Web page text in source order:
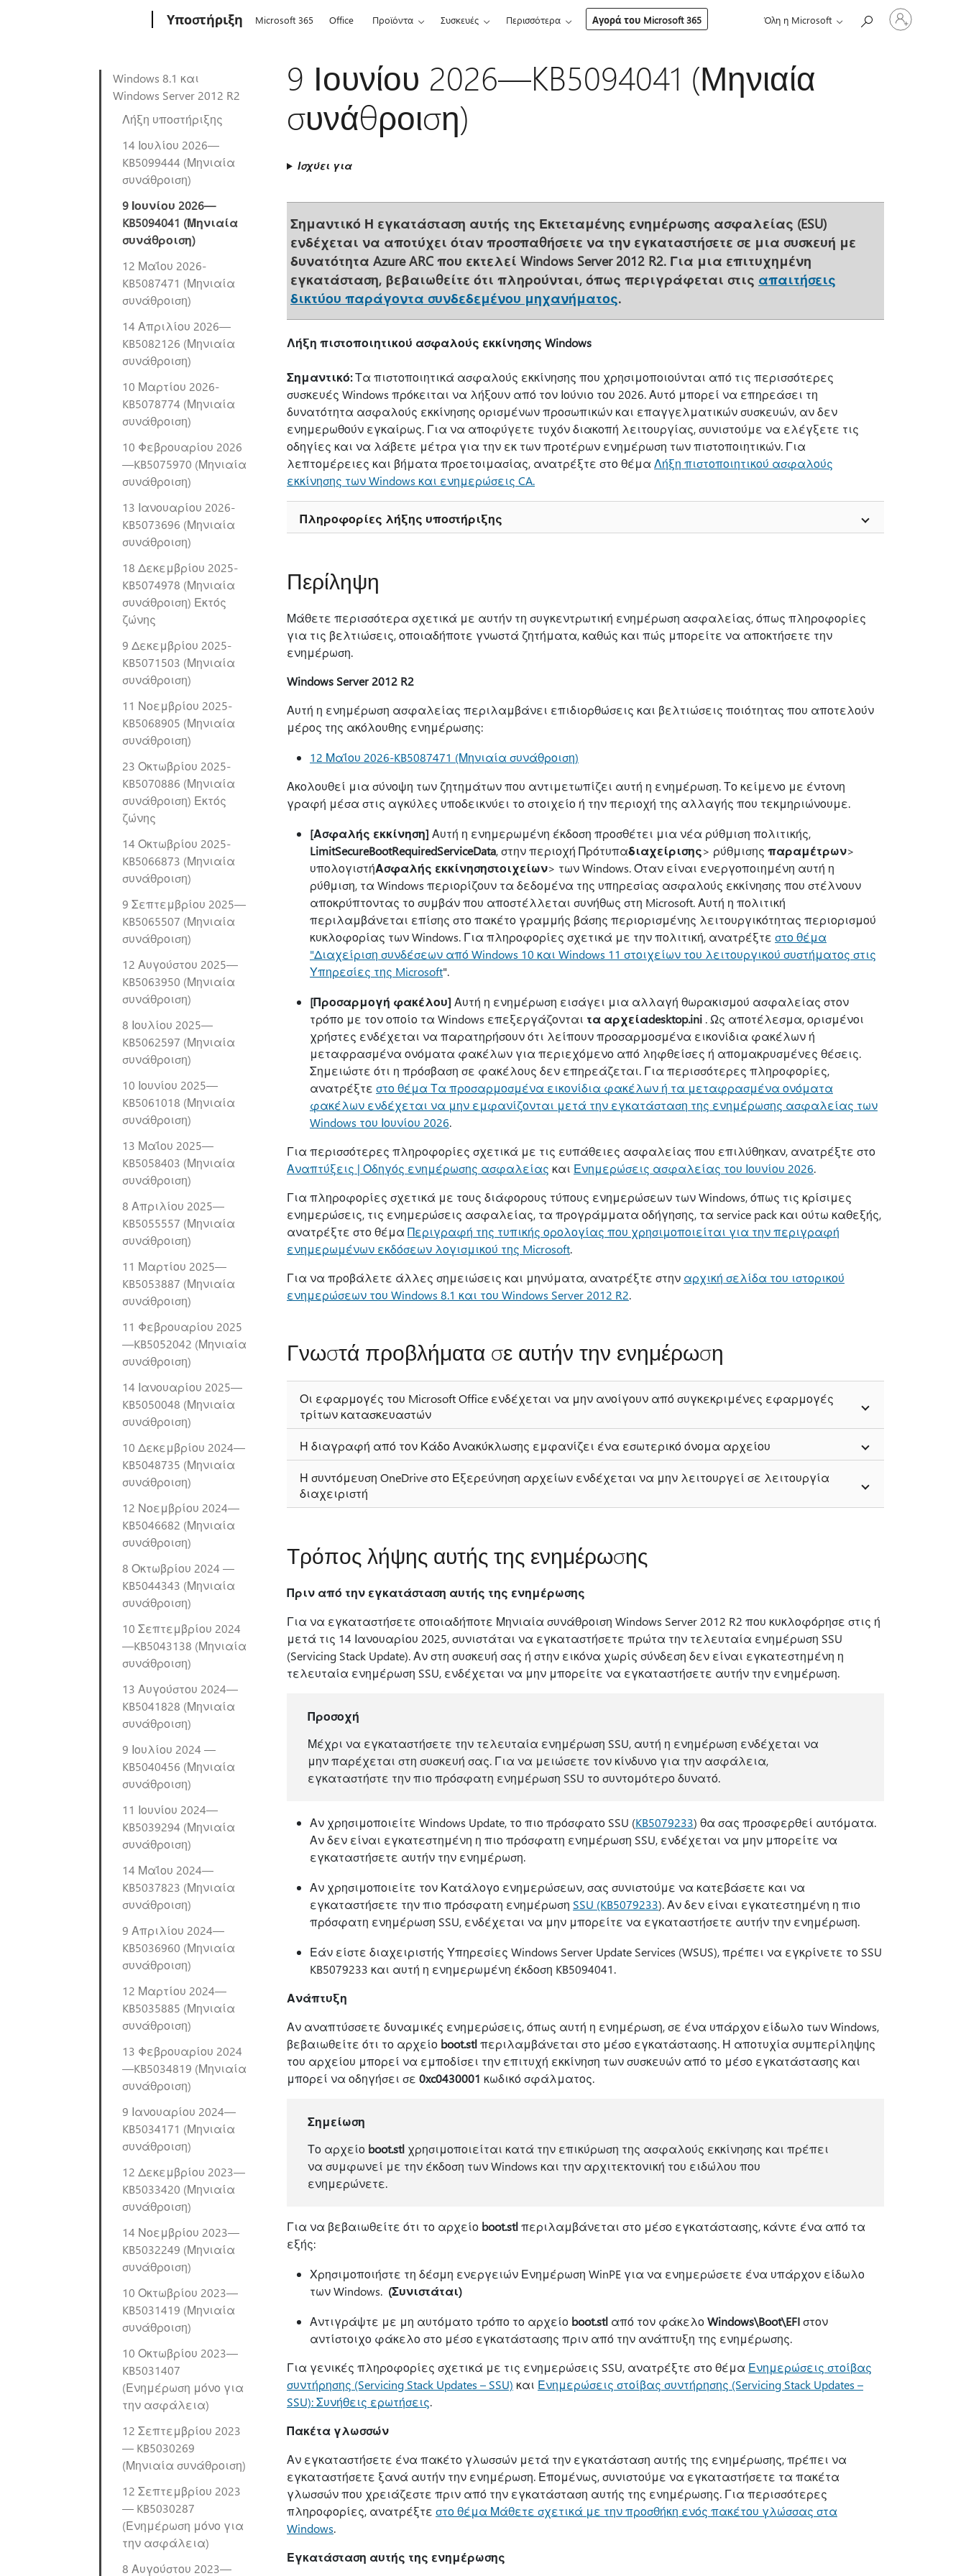
Υποστήριξη Microsoft 365 Office Προϊόντα Συσκευές Περισσότερα Αγορά του Microsoft 365 Όλη η Microsoft
Είσοδος
στον
Windows 8.1 και
Windows Server 2012 R2
Λήξη υποστήριξης
14 Ιουλίου 2026—
KB5099444 (Μηνιαία
συνάθροιση)
9 Ιουνίου 2026—
KB5094041 (Μηνιαία
συνάθροιση)
12 Μαΐου 2026-
KB5087471 (Μηνιαία
συνάθροιση)
14 Απριλίου 2026—
KB5082126 (Μηνιαία
συνάθροιση)
10 Μαρτίου 2026-
KB5078774 (Μηνιαία
συνάθροιση)
10 Φεβρουαρίου 2026
—KB5075970 (Μηνιαία
συνάθροιση)
13 Ιανουαρίου 2026-
KB5073696 (Μηνιαία
συνάθροιση)
18 Δεκεμβρίου 2025-
KB5074978 (Μηνιαία
συνάθροιση) Εκτός
ζώνης
9 Δεκεμβρίου 2025-
KB5071503 (Μηνιαία
συνάθροιση)
11 Νοεμβρίου 2025-
KB5068905 (Μηνιαία
συνάθροιση)
23 Οκτωβρίου 2025-
KB5070886 (Μηνιαία
συνάθροιση) Εκτός
ζώνης
14 Οκτωβρίου 2025-
KB5066873 (Μηνιαία
συνάθροιση)
9 Σεπτεμβρίου 2025—
KB5065507 (Μηνιαία
συνάθροιση)
12 Αυγούστου 2025—
KB5063950 (Μηνιαία
συνάθροιση)
8 Ιουλίου 2025—
KB5062597 (Μηνιαία
συνάθροιση)
10 Ιουνίου 2025—
KB5061018 (Μηνιαία
συνάθροιση)
13 Μαΐου 2025—
KB5058403 (Μηνιαία
συνάθροιση)
8 Απριλίου 2025—
KB5055557 (Μηνιαία
συνάθροιση)
11 Μαρτίου 2025—
KB5053887 (Μηνιαία
συνάθροιση)
11 Φεβρουαρίου 2025
—KB5052042 (Μηνιαία
συνάθροιση)
14 Ιανουαρίου 2025—
KB5050048 (Μηνιαία
συνάθροιση)
10 Δεκεμβρίου 2024—
KB5048735 (Μηνιαία
συνάθροιση)
12 Νοεμβρίου 2024—
KB5046682 (Μηνιαία
συνάθροιση)
8 Οκτωβρίου 2024 —
KB5044343 (Μηνιαία
συνάθροιση)
10 Σεπτεμβρίου 2024
—KB5043138 (Μηνιαία
συνάθροιση)
13 Αυγούστου 2024—
KB5041828 (Μηνιαία
συνάθροιση)
9 Ιουλίου 2024 —
KB5040456 (Μηνιαία
συνάθροιση)
11 Ιουνίου 2024—
KB5039294 (Μηνιαία
συνάθροιση)
14 Μαΐου 2024—
KB5037823 (Μηνιαία
συνάθροιση)
9 Απριλίου 2024—
KB5036960 (Μηνιαία
συνάθροιση)
12 Μαρτίου 2024—
KB5035885 (Μηνιαία
συνάθροιση)
13 Φεβρουαρίου 2024
—KB5034819 (Μηνιαία
συνάθροιση)
9 Ιανουαρίου 2024—
KB5034171 (Μηνιαία
συνάθροιση)
12 Δεκεμβρίου 2023—
KB5033420 (Μηνιαία
συνάθροιση)
14 Νοεμβρίου 2023—
KB5032249 (Μηνιαία
συνάθροιση)
10 Οκτωβρίου 2023—
KB5031419 (Μηνιαία
συνάθροιση)
10 Οκτωβρίου 2023—
KB5031407
(Ενημέρωση μόνο για
την ασφάλεια)
12 Σεπτεμβρίου 2023
— KB5030269
(Μηνιαία συνάθροιση)
12 Σεπτεμβρίου 2023
— KB5030287
(Ενημέρωση μόνο για
την ασφάλεια)
8 Αυγούστου 2023—
9 Ιουνίου 2026—KB5094041 (Μηνιαία
συνάθροιση)
Ισχύει για
Σημαντικό Η εγκατάσταση αυτής της Εκτεταμένης ενημέρωσης ασφαλείας (ESU)
ενδέχεται να αποτύχει όταν προσπαθήσετε να την εγκαταστήσετε σε μια συσκευή με
δυνατότητα Azure ARC που εκτελεί Windows Server 2012 R2. Για μια επιτυχημένη
εγκατάσταση, βεβαιωθείτε ότι πληρούνται, όπως περιγράφεται στις απαιτήσεις
δικτύου παράγοντα συνδεδεμένου μηχανήματος.
Λήξη πιστοποιητικού ασφαλούς εκκίνησης Windows
Σημαντικό:Τα πιστοποιητικά ασφαλούς εκκίνησης που χρησιμοποιούνται από τις περισσότερες
συσκευές Windows πρόκειται να λήξουν από τον Ιούνιο του 2026. Αυτό μπορεί να επηρεάσει τη
δυνατότητα ασφαλούς εκκίνησης ορισμένων προσωπικών και επαγγελματικών συσκευών, αν δεν
ενημερωθούν εγκαίρως. Για να αποφύγετε τυχόν διακοπή λειτουργίας, συνιστούμε να ελέγξετε τις
οδηγίες και να λάβετε μέτρα για την εκ των προτέρων ενημέρωση των πιστοποιητικών. Για
λεπτομέρειες και βήματα προετοιμασίας, ανατρέξτε στο θέμα Λήξη πιστοποιητικού ασφαλούς
εκκίνησης των Windows και ενημερώσεις CA.
Πληροφορίες λήξης υποστήριξης
Περίληψη
Μάθετε περισσότερα σχετικά με αυτήν τη συγκεντρωτική ενημέρωση ασφαλείας, όπως πληροφορίες
για τις βελτιώσεις, οποιαδήποτε γνωστά ζητήματα, καθώς και πώς μπορείτε να αποκτήσετε την
ενημέρωση.
Windows Server 2012 R2
Αυτή η ενημέρωση ασφαλείας περιλαμβάνει επιδιορθώσεις και βελτιώσεις ποιότητας που αποτελούν
μέρος της ακόλουθης ενημέρωσης:
12 Μαΐου 2026-KB5087471 (Μηνιαία συνάθροιση)
Ακολουθεί μια σύνοψη των ζητημάτων που αντιμετωπίζει αυτή η ενημέρωση. Το κείμενο με έντονη
γραφή μέσα στις αγκύλες υποδεικνύει το στοιχείο ή την περιοχή της αλλαγής που τεκμηριώνουμε.
[Ασφαλής εκκίνηση] Αυτή η ενημερωμένη έκδοση προσθέτει μια νέα ρύθμιση πολιτικής,
LimitSecureBootRequiredServiceData, στην περιοχή Πρότυπαδιαχείρισης> ρύθμισης παραμέτρων>
υπολογιστήΑσφαλής εκκίνησηστοιχείων> των Windows. Όταν είναι ενεργοποιημένη αυτή η
ρύθμιση, τα Windows περιορίζουν τα δεδομένα της υπηρεσίας ασφαλούς εκκίνησης που στέλνουν
αποκρύπτοντας το συμβάν που αποστέλλεται συνήθως στη Microsoft. Αυτή η πολιτική
περιλαμβάνεται επίσης στο πακέτο γραμμής βάσης περιορισμένης λειτουργικότητας περιορισμού
κυκλοφορίας των Windows. Για πληροφορίες σχετικά με την πολιτική, ανατρέξτε στο θέμα
"Διαχείριση συνδέσεων από Windows 10 και Windows 11 στοιχείων του λειτουργικού συστήματος στις
Υπηρεσίες της Microsoft".
[Προσαρμογή φακέλου] Αυτή η ενημέρωση εισάγει μια αλλαγή θωρακισμού ασφαλείας στον
τρόπο με τον οποίο τα Windows επεξεργάζονται τα αρχείαdesktop.ini . Ως αποτέλεσμα, ορισμένοι
χρήστες ενδέχεται να παρατηρήσουν ότι λείπουν προσαρμοσμένα εικονίδια φακέλων ή
μεταφρασμένα ονόματα φακέλων για περιεχόμενο από ληφθείσες ή απομακρυσμένες θέσεις.
Σημειώστε ότι η πρόσβαση σε φακέλους δεν επηρεάζεται. Για περισσότερες πληροφορίες,
ανατρέξτε στο θέμα Τα προσαρμοσμένα εικονίδια φακέλων ή τα μεταφρασμένα ονόματα
φακέλων ενδέχεται να μην εμφανίζονται μετά την εγκατάσταση της ενημέρωσης ασφαλείας των
Windows του Ιουνίου 2026.
Για περισσότερες πληροφορίες σχετικά με τις ευπάθειες ασφαλείας που επιλύθηκαν, ανατρέξτε στο
Αναπτύξεις | Οδηγός ενημέρωσης ασφαλείας και Ενημερώσεις ασφαλείας του Ιουνίου 2026.
Για πληροφορίες σχετικά με τους διάφορους τύπους ενημερώσεων των Windows, όπως τις κρίσιμες
ενημερώσεις, τις ενημερώσεις ασφαλείας, τα προγράμματα οδήγησης, τα service pack και ούτω καθεξής,
ανατρέξτε στο θέμα Περιγραφή της τυπικής ορολογίας που χρησιμοποιείται για την περιγραφή
ενημερωμένων εκδόσεων λογισμικού της Microsoft.
Για να προβάλετε άλλες σημειώσεις και μηνύματα, ανατρέξτε στην αρχική σελίδα του ιστορικού
ενημερώσεων του Windows 8.1 και του Windows Server 2012 R2.
Γνωστά προβλήματα σε αυτήν την ενημέρωση
Οι εφαρμογές του Microsoft Office ενδέχεται να μην ανοίγουν από συγκεκριμένες εφαρμογές
τρίτων κατασκευαστών
Η διαγραφή από τον Κάδο Ανακύκλωσης εμφανίζει ένα εσωτερικό όνομα αρχείου
Η συντόμευση OneDrive στο Εξερεύνηση αρχείων ενδέχεται να μην λειτουργεί σε λειτουργία
διαχειριστή
Τρόπος λήψης αυτής της ενημέρωσης
Πριν από την εγκατάσταση αυτής της ενημέρωσης
Για να εγκαταστήσετε οποιαδήποτε Μηνιαία συνάθροιση Windows Server 2012 R2 που κυκλοφόρησε στις ή
μετά τις 14 Ιανουαρίου 2025, συνιστάται να εγκαταστήσετε πρώτα την τελευταία ενημέρωση SSU
(Servicing Stack Update). Αν στη συσκευή σας ή στην εικόνα χωρίς σύνδεση δεν είναι εγκατεστημένη η
τελευταία ενημέρωση SSU, ενδέχεται να μην μπορείτε να εγκαταστήσετε αυτήν την ενημέρωση.
Προσοχή
Μέχρι να εγκαταστήσετε την τελευταία ενημέρωση SSU, αυτή η ενημέρωση ενδέχεται να
μην παρέχεται στη συσκευή σας. Για να μειώσετε τον κίνδυνο για την ασφάλεια,
εγκαταστήστε την πιο πρόσφατη ενημέρωση SSU το συντομότερο δυνατό.
Αν χρησιμοποιείτε Windows Update, το πιο πρόσφατο SSU (KB5079233) θα σας προσφερθεί αυτόματα.
Αν δεν είναι εγκατεστημένη η πιο πρόσφατη ενημέρωση SSU, ενδέχεται να μην μπορείτε να
εγκαταστήσετε αυτήν την ενημέρωση.
Αν χρησιμοποιείτε τον Κατάλογο ενημερώσεων, σας συνιστούμε να κατεβάσετε και να
εγκαταστήσετε την πιο πρόσφατη ενημέρωση SSU (KB5079233). Αν δεν είναι εγκατεστημένη η πιο
πρόσφατη ενημέρωση SSU, ενδέχεται να μην μπορείτε να εγκαταστήσετε αυτήν την ενημέρωση.
Εάν είστε διαχειριστής Υπηρεσίες Windows Server Update Services (WSUS), πρέπει να εγκρίνετε το SSU
KB5079233 και αυτή η ενημερωμένη έκδοση KB5094041.
Ανάπτυξη
Αν αναπτύσσετε δυναμικές ενημερώσεις, όπως αυτή η ενημέρωση, σε ένα υπάρχον είδωλο των Windows,
βεβαιωθείτε ότι το αρχείο boot.stlπεριλαμβάνεται στο μέσο εγκατάστασης. Η αποτυχία συμπερίληψης
του αρχείου μπορεί να εμποδίσει την επιτυχή εκκίνηση των συσκευών από το μέσο εγκατάστασης και
μπορεί να οδηγήσει σε 0xc0430001 κωδικό σφάλματος.
Σημείωση
Το αρχείο boot.stl χρησιμοποιείται κατά την επικύρωση της ασφαλούς εκκίνησης και πρέπει
να συμφωνεί με την έκδοση των Windows και την αρχιτεκτονική του ειδώλου που
ενημερώνετε.
Για να βεβαιωθείτε ότι το αρχείο boot.stlπεριλαμβάνεται στο μέσο εγκατάστασης, κάντε ένα από τα
εξής:
Χρησιμοποιήστε τη δέσμη ενεργειών Ενημέρωση WinPE για να ενημερώσετε ένα υπάρχον είδωλο
των Windows. (Συνιστάται)
Αντιγράψτε με μη αυτόματο τρόπο το αρχείο boot.stl από τον φάκελοWindows\Boot\EFIστον
αντίστοιχο φάκελο στο μέσο εγκατάστασης πριν από την ανάπτυξη της ενημέρωσης.
Για γενικές πληροφορίες σχετικά με τις ενημερώσεις SSU, ανατρέξτε στο θέμα Ενημερώσεις στοίβας
συντήρησης (Servicing Stack Updates – SSU) και Ενημερώσεις στοίβας συντήρησης (Servicing Stack Updates –
SSU): Συνήθεις ερωτήσεις.
Πακέτα γλωσσών
Αν εγκαταστήσετε ένα πακέτο γλωσσών μετά την εγκατάσταση αυτής της ενημέρωσης, πρέπει να
εγκαταστήσετε ξανά αυτήν την ενημέρωση. Επομένως, συνιστούμε να εγκαταστήσετε τα πακέτα
γλωσσών που χρειάζεστε πριν από την εγκατάσταση αυτής της ενημέρωσης. Για περισσότερες
πληροφορίες, ανατρέξτε στο θέμα Μάθετε σχετικά με την προσθήκη ενός πακέτου γλώσσας στα
Windows.
Εγκατάσταση αυτής της ενημέρωσης